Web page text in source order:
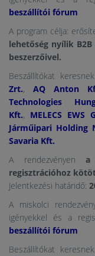
beszállítói fórum
A program célja:
lehetőség nyílik
beszerzőivel.
Beszállítókat
Zrt.,AQ Anton
Technologies
Kft., MELECS EWS
Járműipari Holding
Savaria Kft.
A rendezvényena
regisztrációhoz
Jelentkezési határidő:
A miskolci
igényekkel és a
beszállítói fórum
Beszállítókat